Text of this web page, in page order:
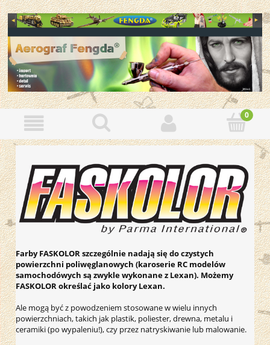
Farby FASKOLOR szczególnie nadają się do czystych
powierzchni poliwęglanowych (karoserie RC modelów
samochodówych są zwykle wykonane z Lexan). Możemy
FASKOLOR określać jako kolory Lexan.
Ale mogą być z powodzeniem stosowane w wielu innych
powierzchniach, takich jak plastik, poliester, drewna, metalu i
ceramiki (po wypaleniu!), czy przez natryskiwanie lub malowanie.